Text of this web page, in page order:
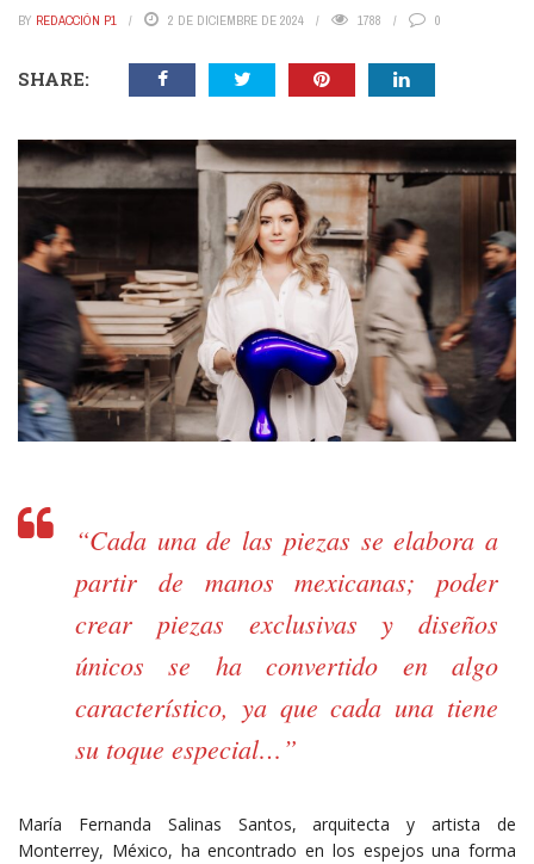
BY REDACCIÓN P1 2 DE DICIEMBRE DE 2024 1788 0
SHARE:
“Cada una de las piezas se elabora a
partir de manos mexicanas; poder
crear piezas exclusivas y diseños
únicos se ha convertido en algo
característico, ya que cada una tiene
su toque especial…”
María Fernanda Salinas Santos, arquitecta y artista de
Monterrey, México, ha encontrado en los espejos una forma